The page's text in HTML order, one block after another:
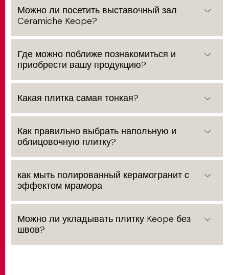
Можно ли посетить выставочный зал
Ceramiche Keope?
Где можно поближе познакомиться и
приобрести вашу продукцию?
Какая плитка самая тонкая?
Как правильно выбрать напольную и
облицовочную плитку?
как мыть полированный керамогранит с
эффектом мрамора
Можно ли укладывать плитку Keope без
швов?